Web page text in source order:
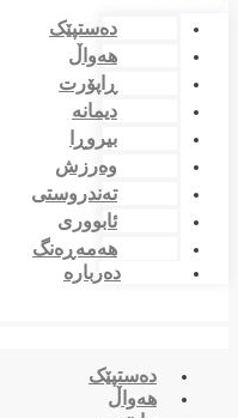
دەستپێک
هەواڵ
ڕاپۆرت
دیمانە
بیروڕا
وەرزش
تەندروستی
ئابووری
هەمەڕەنگ
دەربارە
دەستپێک
هەواڵ